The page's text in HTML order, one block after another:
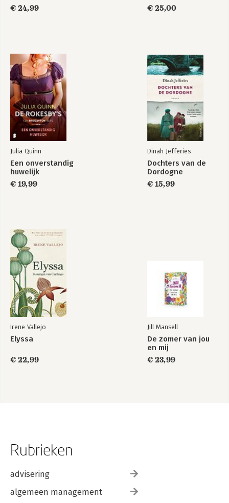
€ 24,99
€ 25,00
Julia Quinn
Een onverstandig
huwelijk
€ 19,99
Dinah Jefferies
Dochters van de
Dordogne
€ 15,99
Irene Vallejo
Elyssa
€ 22,99
Jill Mansell
De zomer van jou
en mij
€ 23,99
Rubrieken
advisering
algemeen management